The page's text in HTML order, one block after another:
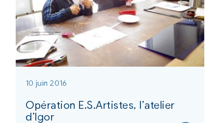
10 juin 2016
Opération E.S.Artistes, l’atelier
d’Igor